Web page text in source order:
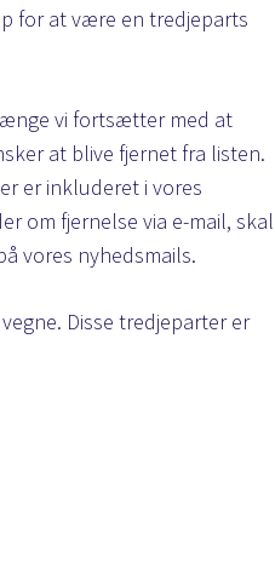
for at være en tredjeparts
vi fortsætter med at
at blive fjernet fra listen.
er inkluderet i vores
om fjernelse via e-mail, skal
vores nyhedsmails.
Disse tredjeparter er